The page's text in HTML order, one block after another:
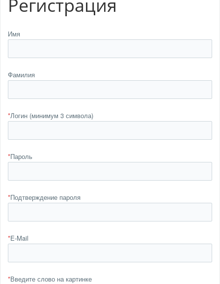
Регистрация
Имя
Фамилия
*Логин (минимум 3 символа)
*Пароль
*Подтверждение пароля
*E-Mail
*Введите слово на картинке